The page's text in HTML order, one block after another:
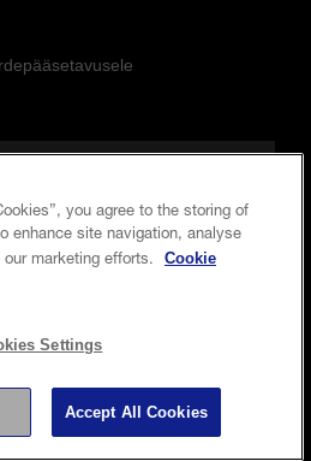
kaitstud.
you agree to the storing of
enhance site navigation, analyse
marketing efforts.
Cookie
Settings
Accept All Cookies